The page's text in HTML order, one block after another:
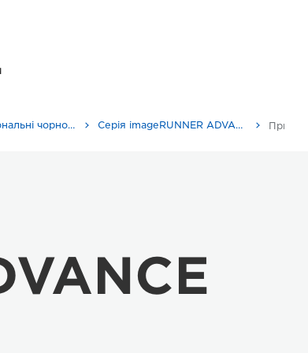
Багатофункціональні чорно-білі принтери Серія imageRUNNER ADVANCE DX 4700